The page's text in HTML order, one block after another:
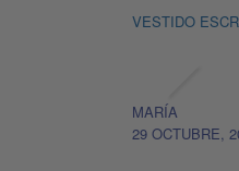
VESTIDO
MARÍA
29 OCTUBRE,